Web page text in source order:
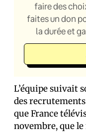
faire des
faites un don
la durée et
L’équipe suivait
des
que France
novembre, que